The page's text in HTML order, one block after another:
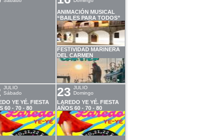
ANIMACIÓN MUSICAL
“BAILES PARA TODOS”
FESTIVIDAD MARINERA
DEL CARMEN
JULIO
Sábado
YE YÉ. FIESTA
60 - 70 - 80
23 JULIO
Domingo
LAREDO YE YÉ. FIESTA
AÑOS 60 - 70 - 80